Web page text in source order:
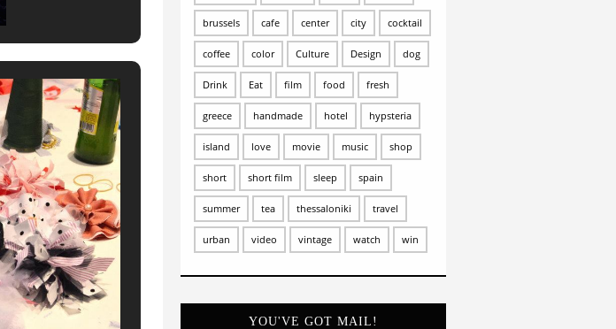
brussels cafe center city cocktail
coffee color Culture Design dog
Drink Eat film food fresh
greece handmade hotel hypsteria
island love movie music shop
short short film sleep spain
summer tea thessaloniki travel
urban video vintage watch win
YOU'VE GOT MAIL!